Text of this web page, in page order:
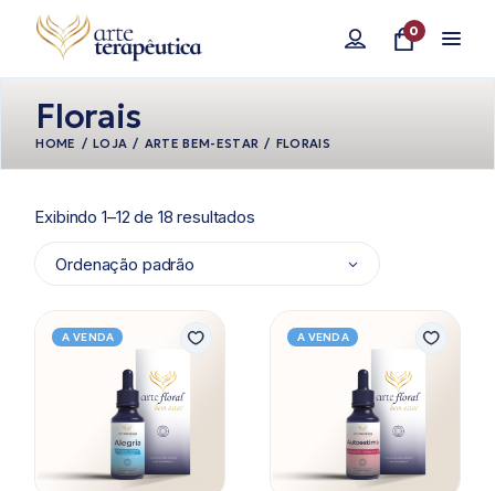
conteúdo
0
Florais
HOME LOJA ARTE BEM-ESTAR FLORAIS
Exibindo 1–12 de 18 resultados
Ordenação padrão
A VENDA A VENDA